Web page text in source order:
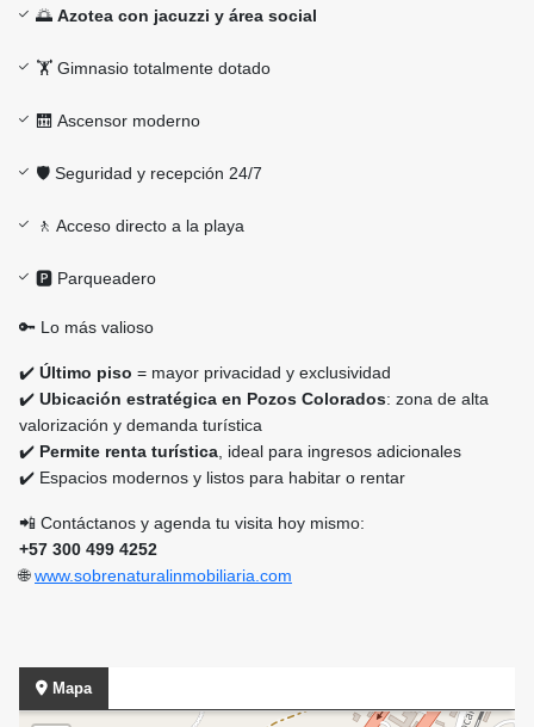
🌅 Azotea con jacuzzi y área social
🏋️ Gimnasio totalmente dotado
🛗 Ascensor moderno
🛡️ Seguridad y recepción 24/7
🚶 Acceso directo a la playa
🅿️ Parqueadero
🔑 Lo más valioso
✔️ Último piso = mayor privacidad y exclusividad
✔️ Ubicación estratégica en Pozos Colorados: zona de alta
valorización y demanda turística
✔️ Permite renta turística , ideal para ingresos adicionales
✔️ Espacios modernos y listos para habitar o rentar
📲 Contáctanos y agenda tu visita hoy mismo:
+57 300 499 4252
🌐www.sobrenaturalinmobiliaria.com
Mapa